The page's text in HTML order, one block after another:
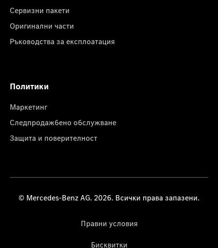
Сервизни пакети
Оригинални части
Ръководства за експлоатация
Политики
Маркетинг
Следпродажбено обслужване
Защита и поверителност
© Mercedes-Benz AG. 2026. Всички права запазени.
Правни условия
Бисквитки